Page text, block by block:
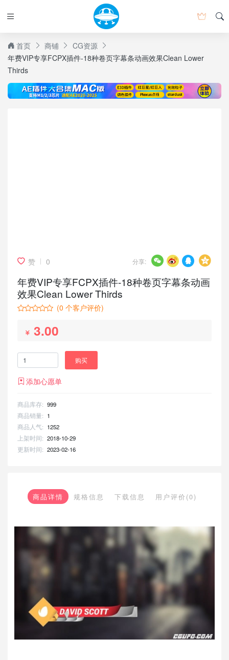
首页 商铺
CG资源
年费VIP专享FCPX插件-18种卷页字幕条动画效果Clean Lower
Thirds
赞 0 分享:
年费VIP专享FCPX插件-18种卷页字幕条动画
效果Clean Lower Thirds
(0 个客户评价)
3.00
购买
添加心愿单
商品库存: 999
商品销量: 1
商品人气: 1252
上架时间: 2018-10-29
更新时间: 2023-02-16
商品详情 规格信息 下载信息 用户评价(0)